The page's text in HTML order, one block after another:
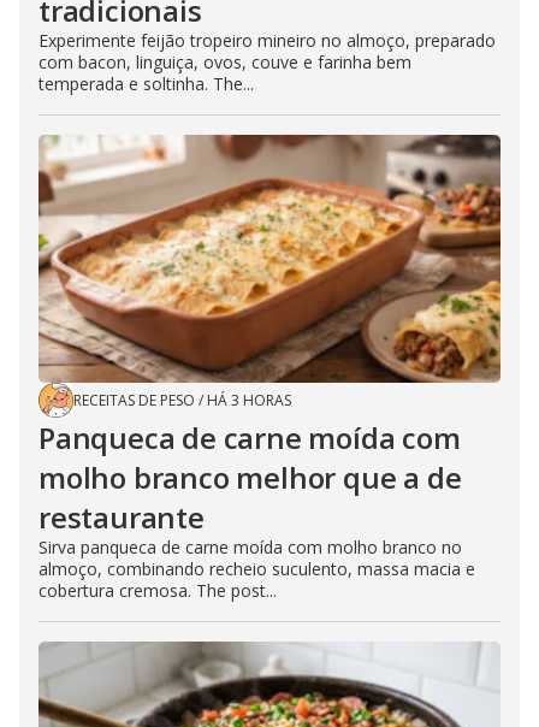
tradicionais
Experimente feijão tropeiro mineiro no almoço, preparado
com bacon, linguiça, ovos, couve e farinha bem
temperada e soltinha. The...
RECEITAS DE PESO / HÁ 3 HORAS
Panqueca de carne moída com
molho branco melhor que a de
restaurante
Sirva panqueca de carne moída com molho branco no
almoço, combinando recheio suculento, massa macia e
cobertura cremosa. The post...